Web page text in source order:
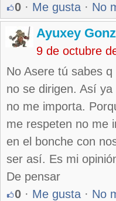
0 · Me gusta · No
Ayuxey
9 de octubre
No Asere tú sabes
no se dirigen. Así
no me importa.
me respeten no me
en el bonche con
ser así. Es mi
De pensar
0 · Me gusta · No